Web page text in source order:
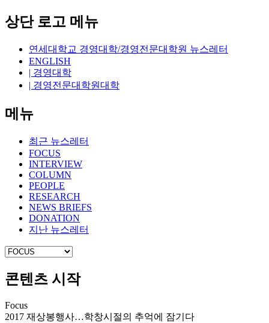
상단 로고 메뉴
연세대학교 경영대학/경영전문대학원 뉴스레터
ENGLISH
| 경영대학
| 경영전문대학원대학
메뉴
최근 뉴스레터
FOCUS
INTERVIEW
COLUMN
PEOPLE
RESEARCH
NEWS BRIEFS
DONATION
지난 뉴스레터
콘텐츠 시작
Focus
2017 재상봉행사…학창시절의 추억에 잠기다